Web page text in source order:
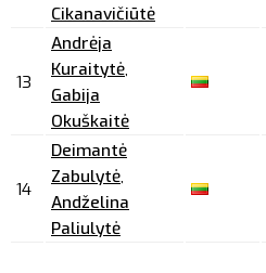
Cikanavičiūtė
13
Andrėja
Kuraitytė,
Gabija
Okuškaitė
14
Deimantė
Zabulytė,
Andželina
Paliulytė